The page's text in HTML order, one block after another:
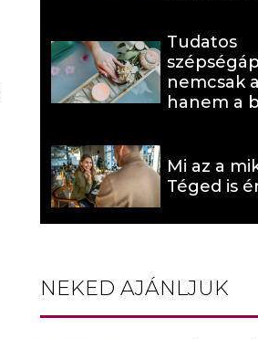
Tudatos
nemcsak
hanem a
Mi az a
Téged is
NEKED AJÁNLJUK